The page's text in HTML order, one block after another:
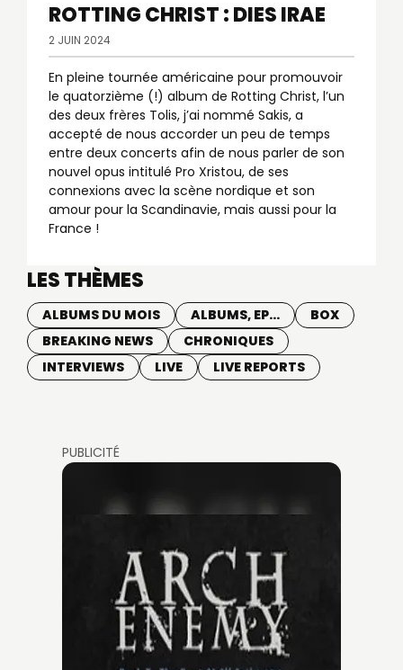
ROTTING CHRIST : DIES IRAE
2 JUIN 2024
En pleine tournée américaine pour promouvoir
le quatorzième (!) album de Rotting Christ, l’un
des deux frères Tolis, j’ai nommé Sakis, a
accepté de nous accorder un peu de temps
entre deux concerts afin de nous parler de son
nouvel opus intitulé Pro Xristou, de ses
connexions avec la scène nordique et son
amour pour la Scandinavie, mais aussi pour la
France !
LES THÈMES
ALBUMS DU MOIS ALBUMS, EP...
BOX
BREAKING NEWS
CHRONIQUES
INTERVIEWS
LIVE LIVE REPORTS
PUBLICITÉ